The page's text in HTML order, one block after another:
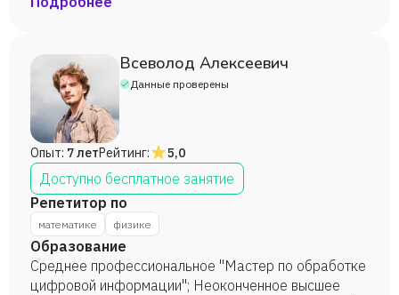
Всеволод Алексеевич
Данные проверены
Опыт: 7 летРейтинг: 5,0
Доступно бесплатное занятие
Репетитор по
математике физике
Образование
Среднее профессиональное "Мастер по обработке
цифровой информации"; Неоконченное высшее